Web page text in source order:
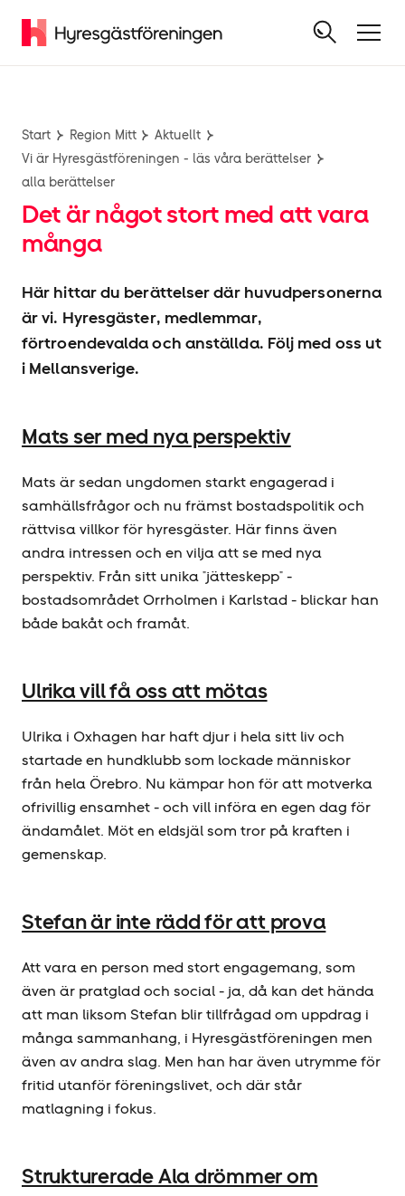
Start Region Mitt
Aktuellt
Vi är Hyresgäst­föreningen - läs våra berättelser
alla berättelser
Det är något stort med att vara
många
Här hittar du berättelser där huvudpersonerna
är vi. Hyresgäster, medlemmar,
förtroendevalda och anställda. Följ med oss ut
i Mellansverige.
Mats ser med nya perspektiv
Mats är sedan ungdomen starkt engagerad i
samhällsfrågor och nu främst bostadspolitik och
rättvisa villkor för hyresgäster. Här finns även
andra intressen och en vilja att se med nya
perspektiv. Från sitt unika "jätteskepp" -
bostadsområdet Orrholmen i Karlstad - blickar han
både bakåt och framåt.
Ulrika vill få oss att mötas
Ulrika i Oxhagen har haft djur i hela sitt liv och
startade en hundklubb som lockade människor
från hela Örebro. Nu kämpar hon för att motverka
ofrivillig ensamhet - och vill införa en egen dag för
ändamålet. Möt en eldsjäl som tror på kraften i
gemenskap.
Stefan är inte rädd för att prova
Att vara en person med stort engagemang, som
även är pratglad och social - ja, då kan det hända
att man liksom Stefan blir tillfrågad om uppdrag i
många sammanhang, i Hyresgäst­föreningen men
även av andra slag. Men han har även utrymme för
fritid utanför föreningslivet, och där står
matlagning i fokus.
Strukturerade Ala drömmer om